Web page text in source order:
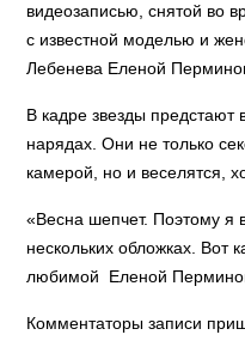
видеозаписью, снятой во
с известной моделью и
Лебенева Еленой
В кадре звезды предстают
нарядах. Они не только
камерой, но и веселятся,
«Весна шепчет. Поэтому я
нескольких обложках.
любимой Еленой
Комментаторы записи